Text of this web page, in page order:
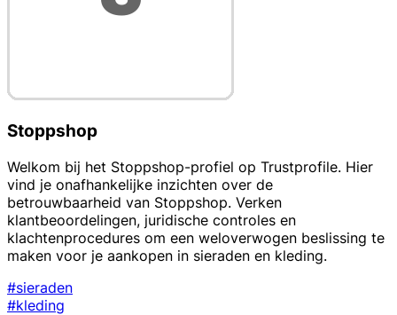
Stoppshop
Welkom bij het Stoppshop-profiel op Trustprofile. Hier
vind je onafhankelijke inzichten over de
betrouwbaarheid van Stoppshop. Verken
klantbeoordelingen, juridische controles en
klachtenprocedures om een weloverwogen beslissing te
maken voor je aankopen in sieraden en kleding.
#sieraden
#kleding